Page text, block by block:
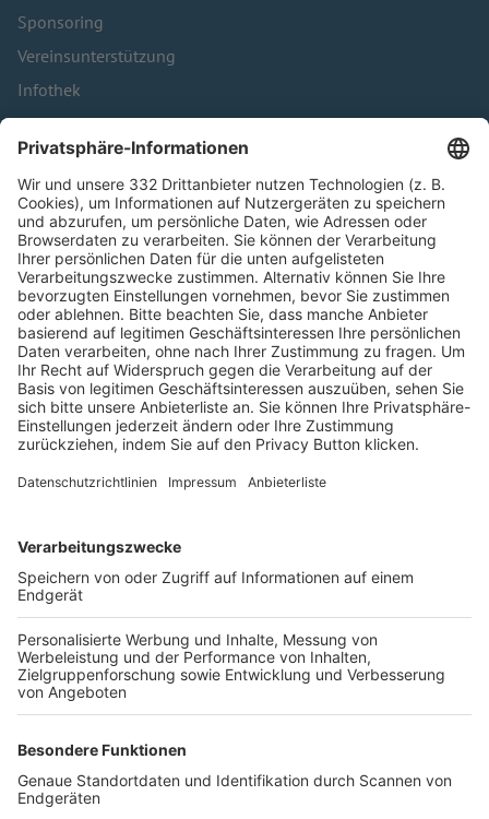
Sponsoring
Vereinsunterstützung
Infothek
Kontakt
HÄUFIG BESUCHTE SEITEN
Pässe und Vereinswechsel
Trainerausbildung
Schulungsangebot Vereinsmitarbeiter
BFV-Geschäftsstellen
Trainerbörse
Login SpielPlus
FOLGE DEM BFV
TOP-VEREINE
TOP-PARTNER